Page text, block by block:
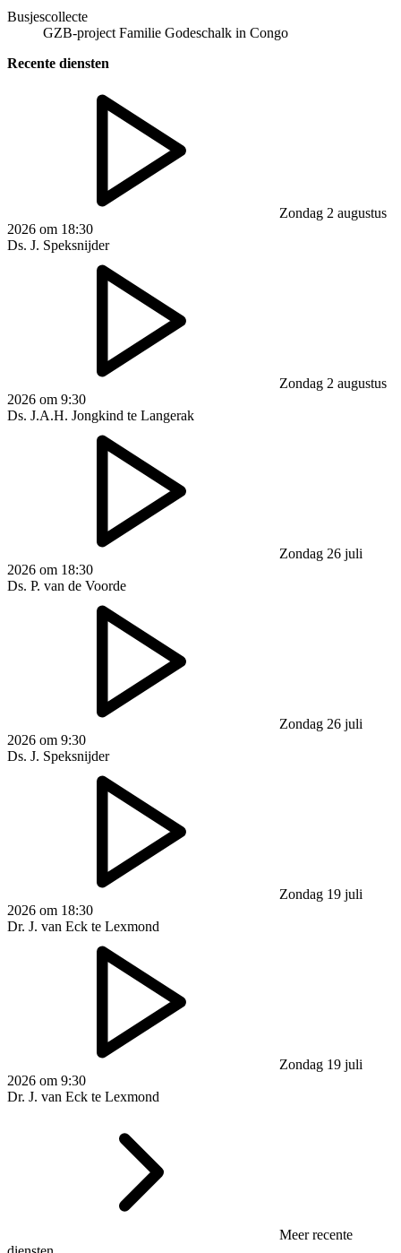
Busjescollecte
GZB-project Familie Godeschalk in Congo
Recente diensten
Zondag 2 augustus
2026 om 18:30
Ds. J. Speksnijder
Zondag 2 augustus
2026 om 9:30
Ds. J.A.H. Jongkind te Langerak
Zondag 26 juli
2026 om 18:30
Ds. P. van de Voorde
Zondag 26 juli
2026 om 9:30
Ds. J. Speksnijder
Zondag 19 juli
2026 om 18:30
Dr. J. van Eck te Lexmond
Zondag 19 juli
2026 om 9:30
Dr. J. van Eck te Lexmond
Meer recente